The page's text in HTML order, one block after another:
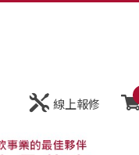
線上報修